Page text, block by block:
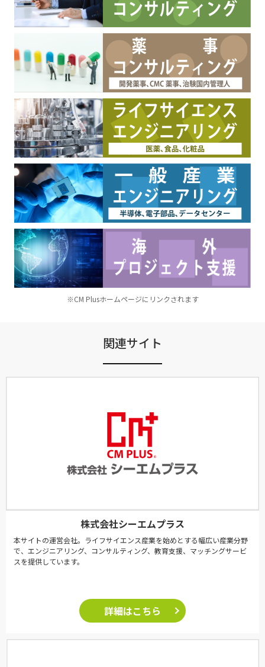
※CM Plusホームページにリンクされます
関連サイト
株式会社シーエムプラス
本サイトの運営会社。ライフサイエンス産業を始めとする幅広い産業分野
で、エンジニアリング、コンサルティング、教育支援、マッチングサービ
スを提供しています。
詳細はこちら